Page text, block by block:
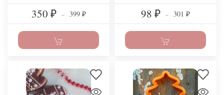
350 ₽ – 399 ₽ 98 ₽ – 301 ₽